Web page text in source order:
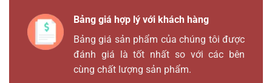
Bảng giá hợp lý với khách hàng
Bảng giá sản phẩm của chúng tôi được
đánh giá là tốt nhất so với các bên
cùng chất lượng sản phẩm.